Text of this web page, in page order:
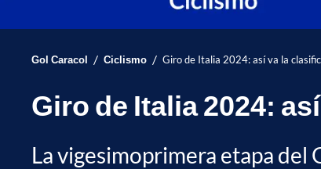
Gol Caracol / Ciclismo / Giro de Italia 2024: así va la
Giro de Italia 2024:
La vigesimoprimera etapa